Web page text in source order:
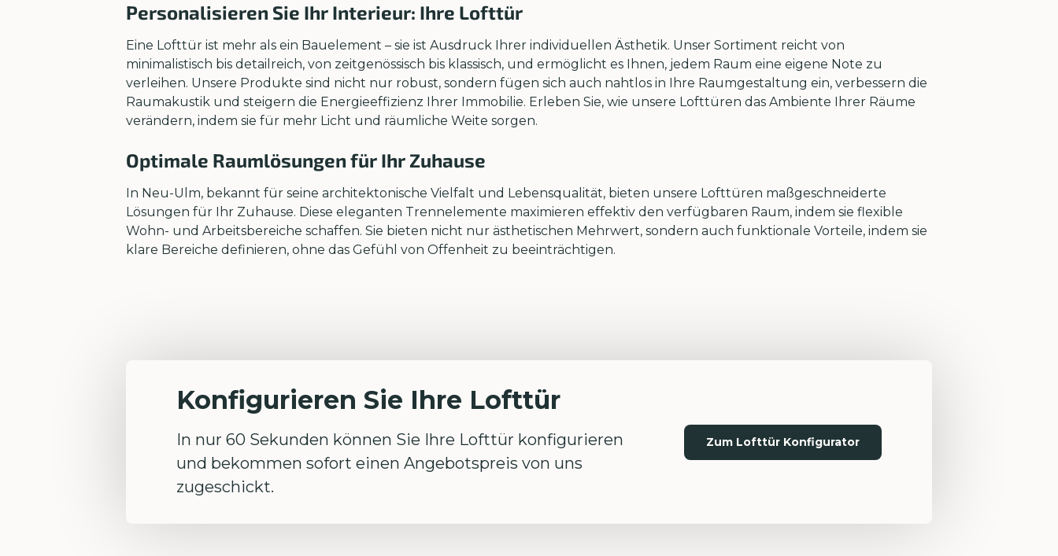
Personalisieren Sie Ihr Interieur: Ihre Lofttür
Eine Lofttür ist mehr als ein Bauelement – sie ist Ausdruck Ihrer individuellen Ästhetik. Unser Sortiment reicht von
minimalistisch bis detailreich, von zeitgenössisch bis klassisch, und ermöglicht es Ihnen, jedem Raum eine eigene Note zu
verleihen. Unsere Produkte sind nicht nur robust, sondern fügen sich auch nahtlos in Ihre Raumgestaltung ein, verbessern die
Raumakustik und steigern die Energieeffizienz Ihrer Immobilie. Erleben Sie, wie unsere Lofttüren das Ambiente Ihrer Räume
verändern, indem sie für mehr Licht und räumliche Weite sorgen.
Optimale Raumlösungen für Ihr Zuhause
In Neu-Ulm, bekannt für seine architektonische Vielfalt und Lebensqualität, bieten unsere Lofttüren maßgeschneiderte
Lösungen für Ihr Zuhause. Diese eleganten Trennelemente maximieren effektiv den verfügbaren Raum, indem sie flexible
Wohn- und Arbeitsbereiche schaffen. Sie bieten nicht nur ästhetischen Mehrwert, sondern auch funktionale Vorteile, indem sie
klare Bereiche definieren, ohne das Gefühl von Offenheit zu beeinträchtigen.
Konfigurieren Sie Ihre Lofttür
In nur 60 Sekunden können Sie Ihre Lofttür konfigurieren
und bekommen sofort einen Angebotspreis von uns
zugeschickt.
Zum Lofttür Konfigurator